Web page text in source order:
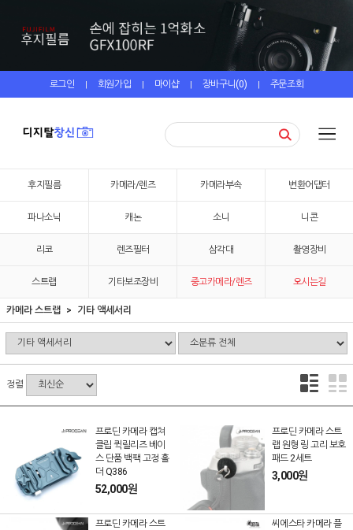
로그인 | 회원가입 | 마이샵 | 장바구니(0) | 주문조회
후지필름 카메라/렌즈 카메라부속 변환어댑터
파나소닉 캐논 소니 니콘
리코 렌즈필터 삼각대 촬영장비
스트랩 기타보조장비 중고카메라/렌즈 오시는길
카메라 스트랩 기타 액세서리
정렬
프로딘 카메라 캡쳐
클립 퀵릴리즈 베이
스 단품 백팩 고정 홀
더 Q386
52,000원
프로딘 카메라 스트
랩 원형 링 고리 보호
패드 2세트
3,000원
프로딘 카메라 스트
씨에스타 카메라 플